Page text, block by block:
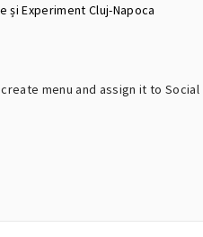
Experiment Cluj-Napoca
menu and assign it to Social